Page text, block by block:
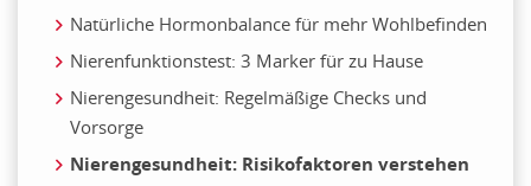
Natürliche Hormonbalance für mehr Wohlbefinden
Nierenfunktionstest: 3 Marker für zu Hause
Nierengesundheit: Regelmäßige Checks und
Vorsorge
Nierengesundheit: Risikofaktoren verstehen